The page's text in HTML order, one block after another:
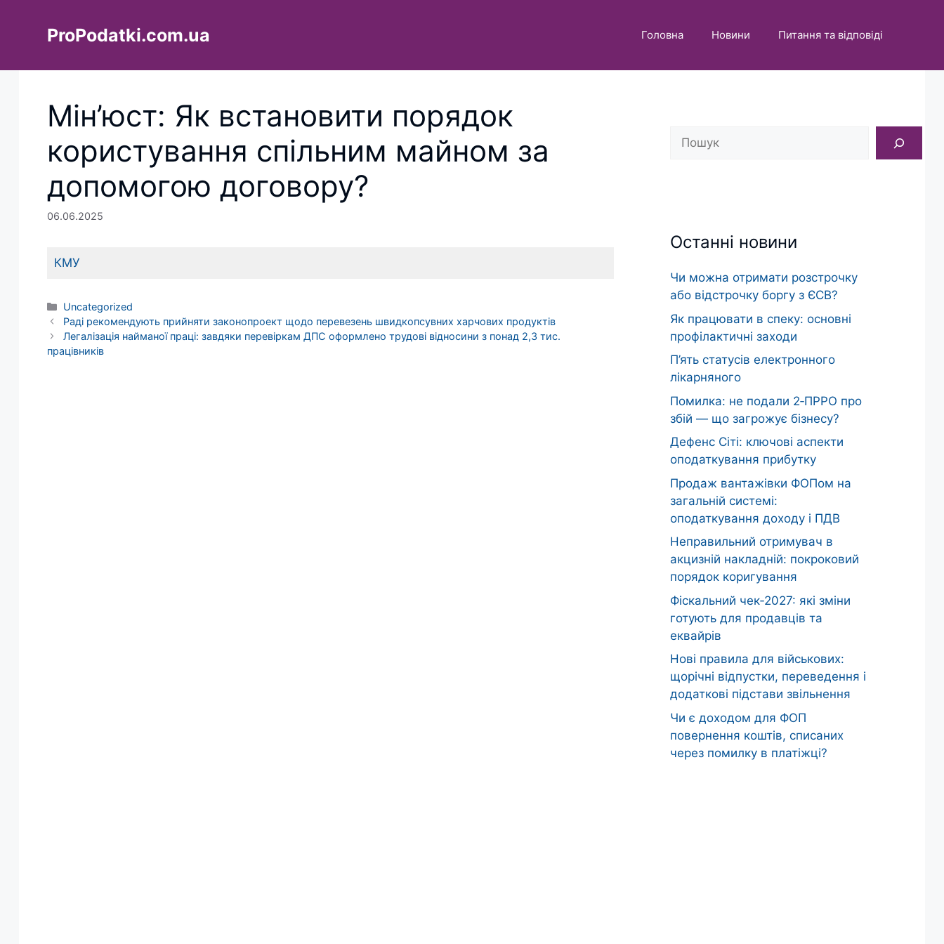
ProPodatki.com.ua Головна Новини Питання та відповіді
Мін’юст: Як встановити порядок
користування спільним майном за
допомогою договору?
06.06.2025
КМУ
Категорії
Uncategorized
Раді рекомендують прийняти законопроект щодо перевезень швидкопсувних харчових продуктів
Легалізація найманої праці: завдяки перевіркам ДПС оформлено трудові відносини з понад 2,3 тис.
працівників
Пошук
Останні новини
Чи можна отримати розстрочку
або відстрочку боргу з ЄСВ?
Як працювати в спеку: основні
профілактичні заходи
П’ять статусів електронного
лікарняного
Помилка: не подали 2‑ПРРО про
збій — що загрожує бізнесу?
Дефенс Сіті: ключові аспекти
оподаткування прибутку
Продаж вантажівки ФОПом на
загальній системі:
оподаткування доходу і ПДВ
Неправильний отримувач в
акцизній накладній: покроковий
порядок коригування
Фіскальний чек‑2027: які зміни
готують для продавців та
еквайрів
Нові правила для військових:
щорічні відпустки, переведення і
додаткові підстави звільнення
Чи є доходом для ФОП
повернення коштів, списаних
через помилку в платіжці?